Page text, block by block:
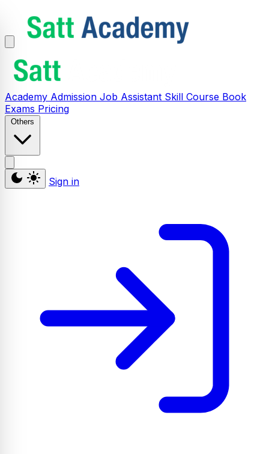
Academy Admission Job Assistant Skill Course Book
Exams Pricing
Others
Sign in